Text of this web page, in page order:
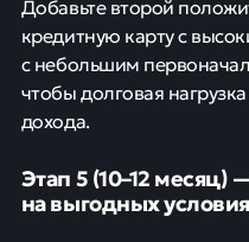
Добавьте второй
кредитную карту с
с небольшим
чтобы долговая
дохода.
Этап 5 (10–12 месяц)
на выгодных